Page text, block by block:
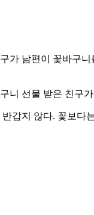
가 남편이 꽃바구
니 선물 받은 친구
갑지 않다. 꽃보다